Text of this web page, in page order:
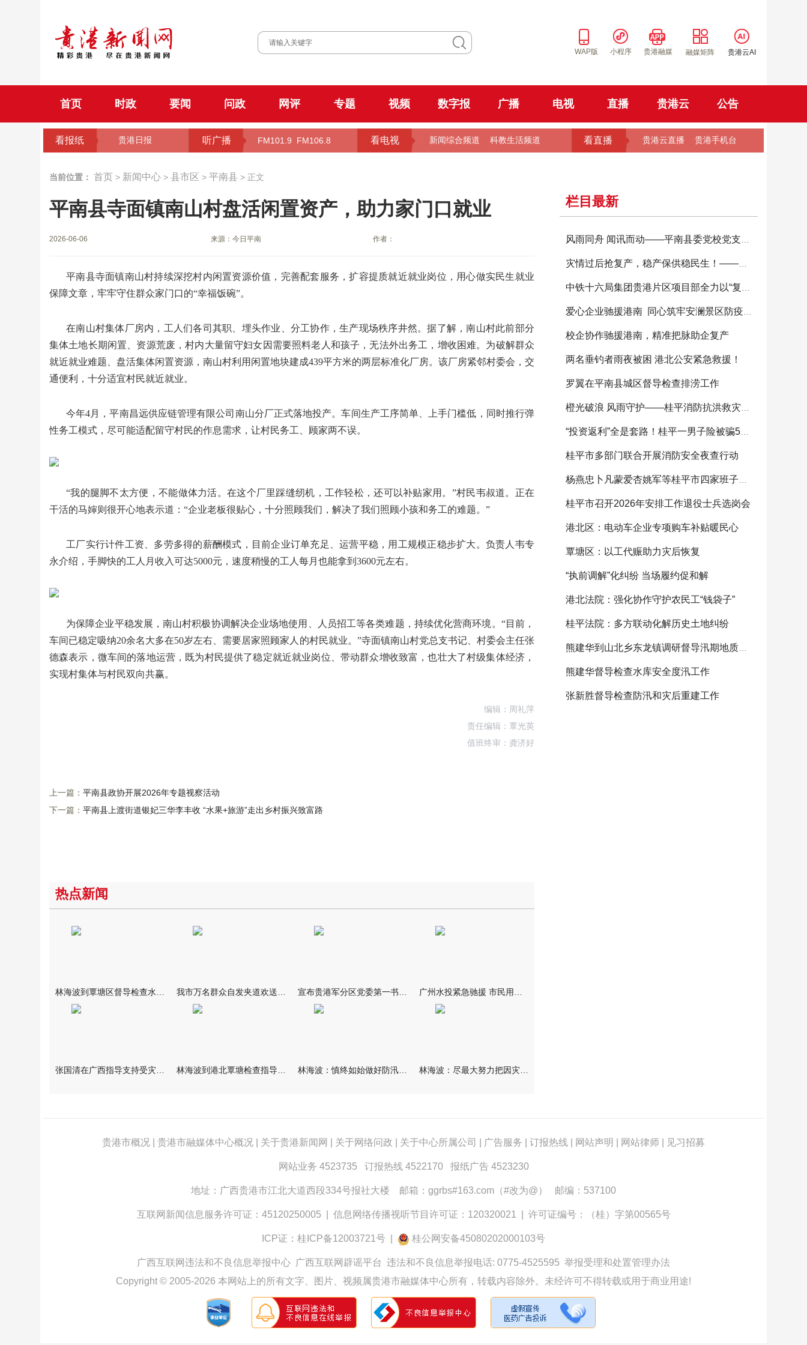
WAP版 小程序 贵港融媒 融媒矩阵 贵港云AI
首页 时政 要闻 问政 网评 专题 视频 数字报 广播 电视 直播 贵港云 公告
看报纸 贵港日报 听广播 FM101.9 FM106.8 看电视 新闻综合频道 科教生活频道 看直播 贵港云直播 贵港手机台
当前位置： 首页 > 新闻中心 > 县市区 > 平南县 > 正文
平南县寺面镇南山村盘活闲置资产，助力家门口就业
2026-06-06 来源：今日平南 作者：
平南县寺面镇南山村持续深挖村内闲置资源价值，完善配套服务，扩容提质就近就业岗位，用心做实民生就业
保障文章，牢牢守住群众家门口的“幸福饭碗”。
在南山村集体厂房内，工人们各司其职、埋头作业、分工协作，生产现场秩序井然。据了解，南山村此前部分
集体土地长期闲置、资源荒废，村内大量留守妇女因需要照料老人和孩子，无法外出务工，增收困难。为破解群众
就近就业难题、盘活集体闲置资源，南山村利用闲置地块建成439平方米的两层标准化厂房。该厂房紧邻村委会，交
通便利，十分适宜村民就近就业。
今年4月，平南昌远供应链管理有限公司南山分厂正式落地投产。车间生产工序简单、上手门槛低，同时推行弹
性务工模式，尽可能适配留守村民的作息需求，让村民务工、顾家两不误。
“我的腿脚不太方便，不能做体力活。在这个厂里踩缝纫机，工作轻松，还可以补贴家用。”村民韦叔道。正在
干活的马婶则很开心地表示道：“企业老板很贴心，十分照顾我们，解决了我们照顾小孩和务工的难题。”
工厂实行计件工资、多劳多得的薪酬模式，目前企业订单充足、运营平稳，用工规模正稳步扩大。负责人韦专
永介绍，手脚快的工人月收入可达5000元，速度稍慢的工人每月也能拿到3600元左右。
为保障企业平稳发展，南山村积极协调解决企业场地使用、人员招工等各类难题，持续优化营商环境。“目前，
车间已稳定吸纳20余名大多在50岁左右、需要居家照顾家人的村民就业。”寺面镇南山村党总支书记、村委会主任张
德森表示，微车间的落地运营，既为村民提供了稳定就近就业岗位、带动群众增收致富，也壮大了村级集体经济，
实现村集体与村民双向共赢。
编辑：周礼萍
责任编辑：覃光英
值班终审：龚济好
上一篇： 平南县政协开展2026年专题视察活动
下一篇： 平南县上渡街道银妃三华李丰收 “水果+旅游”走出乡村振兴致富路
热点新闻
栏目最新
校企协作驰援港南，精准把脉助企复产
两名垂钓者雨夜被困 港北公安紧急救援！
罗翼在平南县城区督导检查排涝工作
桂平市多部门联合开展消防安全夜查行动
桂平市召开2026年安排工作退役士兵选岗会
港北区：电动车企业专项购车补贴暖民心
覃塘区：以工代赈助力灾后恢复
“执前调解”化纠纷 当场履约促和解
港北法院：强化协作守护农民工“钱袋子”
桂平法院：多方联动化解历史土地纠纷
熊建华督导检查水库安全度汛工作
张新胜督导检查防汛和灾后重建工作
贵港市概况 贵港市融媒体中心概况 关于贵港新闻网 关于网络问政 关于中心所属公司 广告服务 订报热线 网站声明 网站律师 见习招募
网站业务 4523735 订报热线 4522170 报纸广告 4523230
地址：广西贵港市江北大道西段334号报社大楼 邮箱：ggrbs#163.com（#改为@） 邮编：537100
互联网新闻信息服务许可证：45120250005 信息网络传播视听节目许可证：120320021 许可证编号：（桂）字第00565号
ICP证：桂ICP备12003721号 桂公网安备45080202000103号
广西互联网违法和不良信息举报中心 广西互联网辟谣平台 违法和不良信息举报电话: 0775-4525595 举报受理和处置管理办法
Copyright © 2005-2026 本网站上的所有文字、图片、视频属贵港市融媒体中心所有，转载内容除外。未经许可不得转载或用于商业用途!